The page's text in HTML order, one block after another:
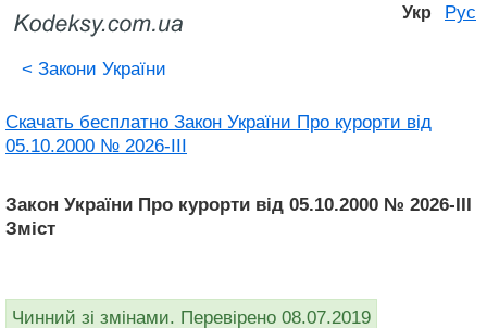
Укр Рус
< Закони України
Скачать бесплатно Закон України Про курорти від
05.10.2000 № 2026-III
Закон України Про курорти від 05.10.2000 № 2026-III
Зміст
Чинний зі змінами. Перевірено 08.07.2019